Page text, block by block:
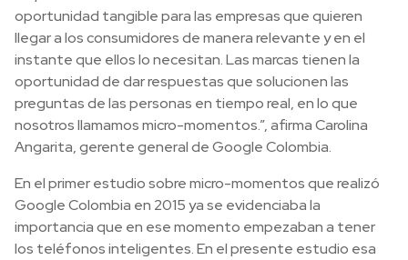
oportunidad tangible para las empresas que quieren
llegar a los consumidores de manera relevante y en el
instante que ellos lo necesitan. Las marcas tienen la
oportunidad de dar respuestas que solucionen las
preguntas de las personas en tiempo real, en lo que
nosotros llamamos micro-momentos.”, afirma Carolina
Angarita, gerente general de Google Colombia.
En el primer estudio sobre micro-momentos que realizó
Google Colombia en 2015 ya se evidenciaba la
importancia que en ese momento empezaban a tener
los teléfonos inteligentes. En el presente estudio esa